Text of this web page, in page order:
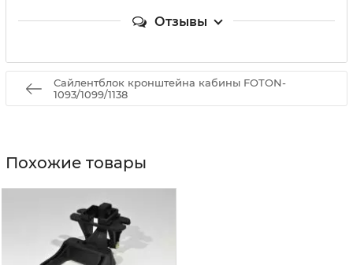
Отзывы
Сайлентблок кронштейна кабины FOTON-
1093/1099/1138
Похожие товары